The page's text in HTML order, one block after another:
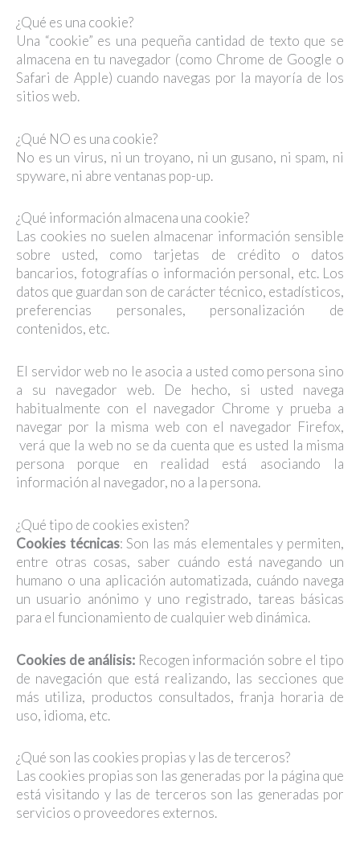
¿Qué es una cookie?
Una “cookie” es una pequeña cantidad de texto que se
almacena en tu navegador (como Chrome de Google o
Safari de Apple) cuando navegas por la mayoría de los
sitios web.
¿Qué NO es una cookie?
No es un virus, ni un troyano, ni un gusano, ni spam, ni
spyware, ni abre ventanas pop-up.
¿Qué información almacena una cookie?
Las cookies no suelen almacenar información sensible
sobre usted, como tarjetas de crédito o datos
bancarios, fotografías o información personal, etc. Los
datos que guardan son de carácter técnico, estadísticos,
preferencias personales, personalización de
contenidos, etc.
El servidor web no le asocia a usted como persona sino
a su navegador web. De hecho, si usted navega
habitualmente con el navegador Chrome y prueba a
navegar por la misma web con el navegador Firefox,
verá que la web no se da cuenta que es usted la misma
persona porque en realidad está asociando la
información al navegador, no a la persona.
¿Qué tipo de cookies existen?
Cookies técnicas: Son las más elementales y permiten,
entre otras cosas, saber cuándo está navegando un
humano o una aplicación automatizada, cuándo navega
un usuario anónimo y uno registrado, tareas básicas
para el funcionamiento de cualquier web dinámica.
Cookies de análisis:Recogen información sobre el tipo
de navegación que está realizando, las secciones que
más utiliza, productos consultados, franja horaria de
uso, idioma, etc.
¿Qué son las cookies propias y las de terceros?
Las cookies propias son las generadas por la página que
está visitando y las de terceros son las generadas por
servicios o proveedores externos.